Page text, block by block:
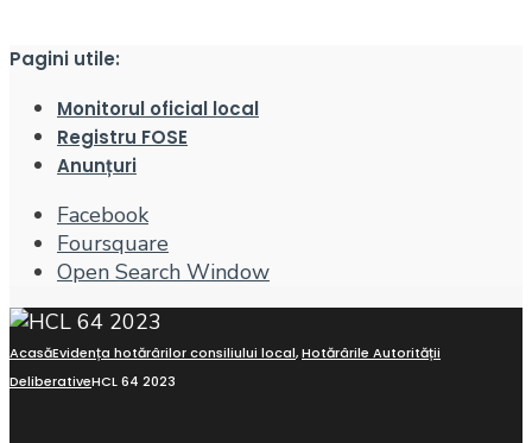
Pagini utile:
Monitorul oficial local
Registru FOSE
Anunțuri
Facebook
Foursquare
Open Search Window
AcasăEvidența hotărârilor consiliului local,Hotărârile Autorității
DeliberativeHCL 64 2023